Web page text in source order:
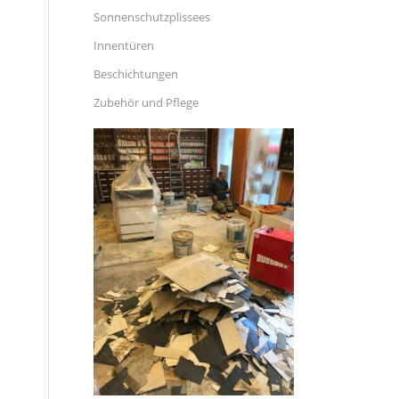
Sonnenschutzplissees
Innentüren
Beschichtungen
Zubehör und Pflege